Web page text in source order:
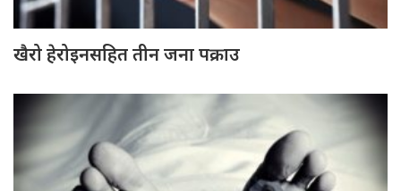
खैरो हेरोइनसहित तीन जना पक्राउ